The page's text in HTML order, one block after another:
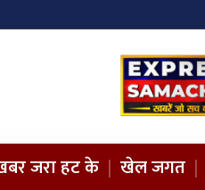
जरा हट के | खेल जगत |